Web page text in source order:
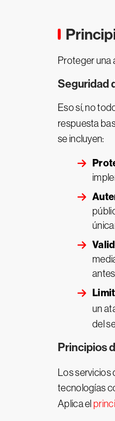
Proteger una
Seguridad
Eso sí, no
respuesta
se incluyen:
un
del
Principios
Los servicios
tecnologías
Aplica el